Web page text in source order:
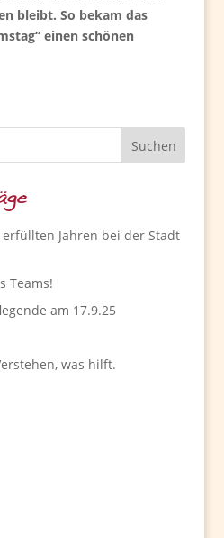
bleibt. So bekam das
einen schönen
Jahren bei der Stadt
Teams!
am 17.9.25
was hilft.